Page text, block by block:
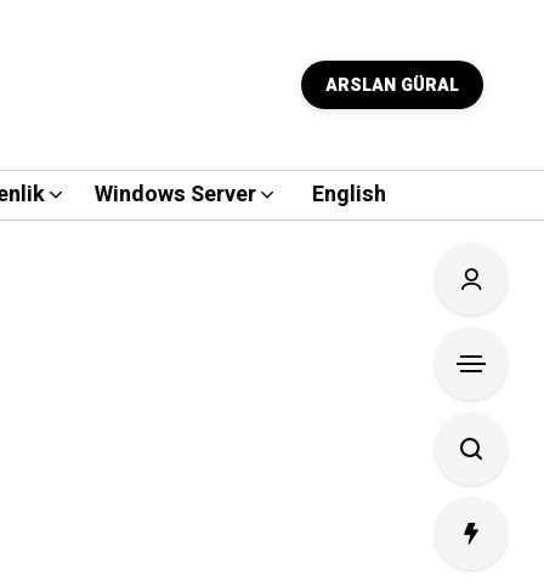
ARSLAN GÜRAL
Windows Server English